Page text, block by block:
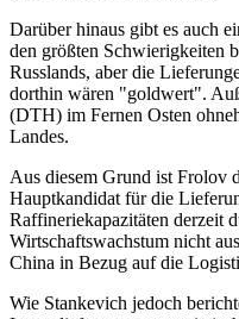
Darüber hinaus gibt es auch
den größten Schwierigkeiten
Russlands, aber die
dorthin wären "goldwert".
(DTH) im Fernen Osten
Landes.
Aus diesem Grund ist Frolov
Hauptkandidat für die
Raffineriekapazitäten derzeit
Wirtschaftswachstum nicht
China in Bezug auf die
Wie Stankevich jedoch